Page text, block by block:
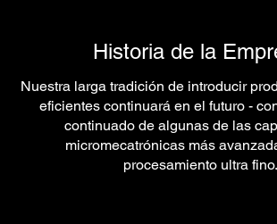
Historia de la
Nuestra larga tradición de introducir
eficientes continuará en el futuro -
continuado de algunas de las
micromecatrónicas más
procesamiento ultra fino.